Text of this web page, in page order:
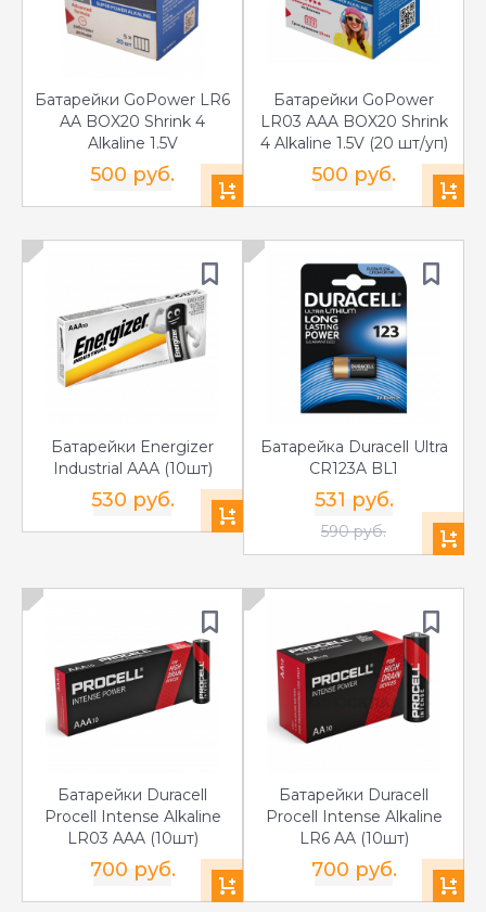
Батарейки GoPower LR6
AA BOX20 Shrink 4
Alkaline 1.5V
500 руб.
Батарейки GoPower
LR03 AAA BOX20 Shrink
4 Alkaline 1.5V (20 шт/уп)
500 руб.
Батарейки Energizer
Industrial ААА (10шт)
530 руб.
Батарейка Duracell Ultra
CR123A BL1
531 руб.
590 руб.
Батарейки Duracell
Procell Intense Alkaline
LR03 AAA (10шт)
700 руб.
Батарейки Duracell
Procell Intense Alkaline
LR6 AA (10шт)
700 руб.